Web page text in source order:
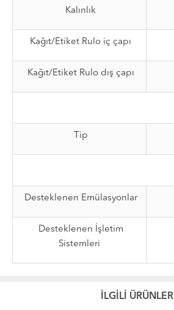
Kalınlık
Kağıt/Etiket Rulo iç çapı
Kağıt/Etiket Rulo dış çapı
Tip
Desteklenen Emülasyonlar
Desteklenen İşletim
Sistemleri
İLGİLİ ÜRÜNLER